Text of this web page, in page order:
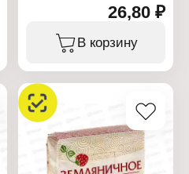
метилпропионал,
бензилсалицилат,
цитронеллол,
гексилциннамаль,
пластификатор,
отбеливающее
вещество, экстракт алоэ
вера, ЭДТА натрия,
лимонная кислота,
хлорид натрия, диоксид
титана (CI 77891).
26,80 ₽
В корзину